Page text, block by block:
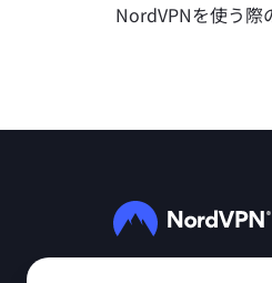
NordVPNを使う際